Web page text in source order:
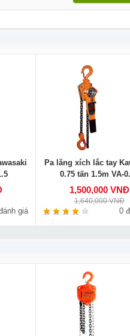
giá
Pa lăng xích lắc tay
0.75 tấn 1.5m VA-
1,500,000 VNĐ
1,640,000 VNĐ
0